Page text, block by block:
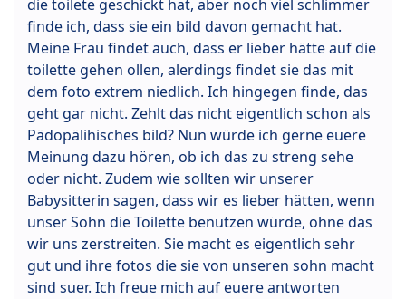
die toilete geschickt hat, aber noch viel schlimmer
finde ich, dass sie ein bild davon gemacht hat.
Meine Frau findet auch, dass er lieber hätte auf die
toilette gehen ollen, alerdings findet sie das mit
dem foto extrem niedlich. Ich hingegen finde, das
geht gar nicht. Zehlt das nicht eigentlich schon als
Pädopälihisches bild? Nun würde ich gerne euere
Meinung dazu hören, ob ich das zu streng sehe
oder nicht. Zudem wie sollten wir unserer
Babysitterin sagen, dass wir es lieber hätten, wenn
unser Sohn die Toilette benutzen würde, ohne das
wir uns zerstreiten. Sie macht es eigentlich sehr
gut und ihre fotos die sie von unseren sohn macht
sind suer. Ich freue mich auf euere antworten